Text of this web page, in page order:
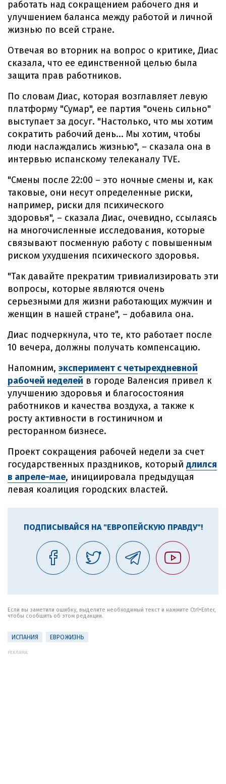
работать над сокращением рабочего дня и
улучшением баланса между работой и личной
жизнью по всей стране.
Отвечая во вторник на вопрос о критике, Диас
сказала, что ее единственной целью была
защита прав работников.
По словам Диас, которая возглавляет левую
платформу "Сумар", ее партия "очень сильно"
выступает за досуг. "Настолько, что мы хотим
сократить рабочий день... Мы хотим, чтобы
люди наслаждались жизнью", – сказала она в
интервью испанскому телеканалу TVE.
"Смены после 22:00 – это ночные смены и, как
таковые, они несут определенные риски,
например, риски для психического
здоровья", – сказала Диас, очевидно, ссылаясь
на многочисленные исследования, которые
связывают посменную работу с повышенным
риском ухудшения психического здоровья.
"Так давайте прекратим тривиализировать эти
вопросы, которые являются очень
серьезными для жизни работающих мужчин и
женщин в нашей стране", – добавила она.
Диас подчеркнула, что те, кто работает после
10 вечера, должны получать компенсацию.
Напомним, эксперимент с четырехдневной
рабочей неделей в городе Валенсия привел к
улучшению здоровья и благосостояния
работников и качества воздуха, а также к
росту активности в гостиничном и
ресторанном бизнесе.
Проект сокращения рабочей недели за счет
государственных праздников, который длился
в апреле-мае, инициировала предыдущая
левая коалиция городских властей.
ПОДПИСЫВАЙСЯ НА "ЕВРОПЕЙСКУЮ ПРАВДУ"!
Если вы заметили ошибку, выделите необходимый текст и нажмите Ctrl+Enter,
чтобы сообщить об этом редакции.
ИСПАНИЯ ЕВРОЖИЗНЬ
РЕКЛАМА: